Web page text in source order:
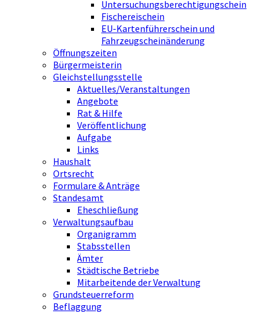
Untersuchungsberechtigungschein
Fischereischein
EU-Kartenführerschein und
Fahrzeugscheinänderung
Öffnungszeiten
Bürgermeisterin
Gleichstellungsstelle
Aktuelles/Veranstaltungen
Angebote
Rat & Hilfe
Veröffentlichung
Aufgabe
Links
Haushalt
Ortsrecht
Formulare & Anträge
Standesamt
Eheschließung
Verwaltungsaufbau
Organigramm
Stabsstellen
Ämter
Städtische Betriebe
Mitarbeitende der Verwaltung
Grundsteuerreform
Beflaggung